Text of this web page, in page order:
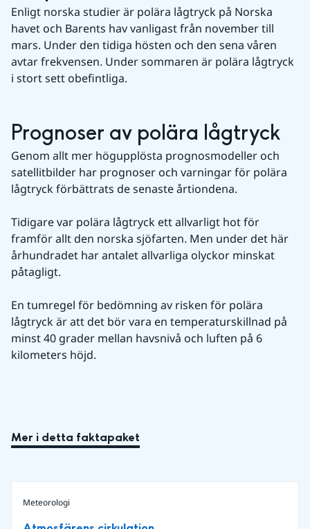
Enligt norska studier är polära lågtryck på Norska
havet och Barents hav vanligast från november till
mars. Under den tidiga hösten och den sena våren
avtar frekvensen. Under sommaren är polära lågtryck
i stort sett obefintliga.
Prognoser av polära lågtryck
Genom allt mer högupplösta prognosmodeller och
satellitbilder har prognoser och varningar för polära
lågtryck förbättrats de senaste årtiondena.
Tidigare var polära lågtryck ett allvarligt hot för
framför allt den norska sjöfarten. Men under det här
århundradet har antalet allvarliga olyckor minskat
påtagligt.
En tumregel för bedömning av risken för polära
lågtryck är att det bör vara en temperaturskillnad på
minst 40 grader mellan havsnivå och luften på 6
kilometers höjd.
Mer i detta faktapaket
Meteorologi